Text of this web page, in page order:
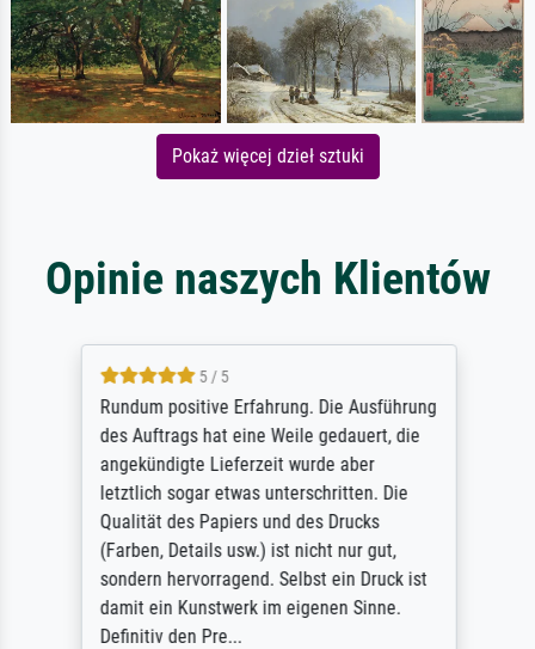
Pokaż więcej dzieł sztuki
Opinie naszych Klientów
5 / 5
Rundum positive Erfahrung. Die Ausführung
des Auftrags hat eine Weile gedauert, die
angekündigte Lieferzeit wurde aber
letztlich sogar etwas unterschritten. Die
Qualität des Papiers und des Drucks
(Farben, Details usw.) ist nicht nur gut,
sondern hervorragend. Selbst ein Druck ist
damit ein Kunstwerk im eigenen Sinne.
Definitiv den Pre...